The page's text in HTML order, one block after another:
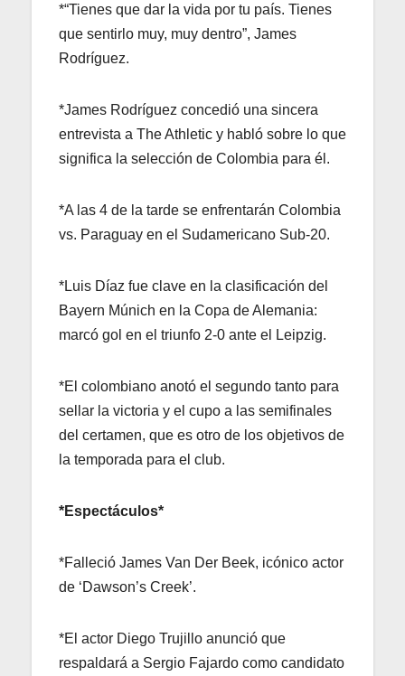
*“Tienes que dar la vida por tu país. Tienes
que sentirlo muy, muy dentro”, James
Rodríguez.
*James Rodríguez concedió una sincera
entrevista a The Athletic y habló sobre lo que
significa la selección de Colombia para él.
*A las 4 de la tarde se enfrentarán Colombia
vs. Paraguay en el Sudamericano Sub-20.
*Luis Díaz fue clave en la clasificación del
Bayern Múnich en la Copa de Alemania:
marcó gol en el triunfo 2-0 ante el Leipzig.
*El colombiano anotó el segundo tanto para
sellar la victoria y el cupo a las semifinales
del certamen, que es otro de los objetivos de
la temporada para el club.
*Espectáculos*
*Falleció James Van Der Beek, icónico actor
de ‘Dawson’s Creek’.
*El actor Diego Trujillo anunció que
respaldará a Sergio Fajardo como candidato